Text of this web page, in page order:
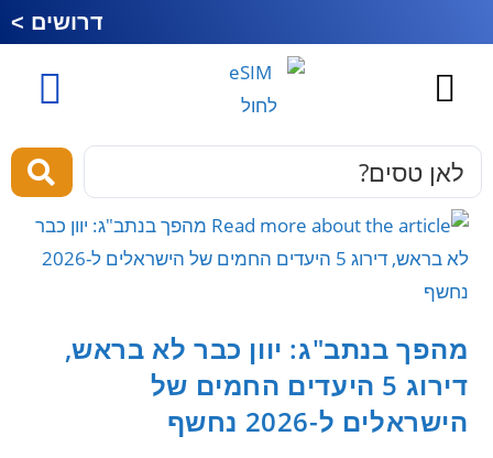
דרושים >
מהפך בנתב"ג: יוון כבר לא בראש,
דירוג 5 היעדים החמים של
הישראלים ל-2026 נחשף